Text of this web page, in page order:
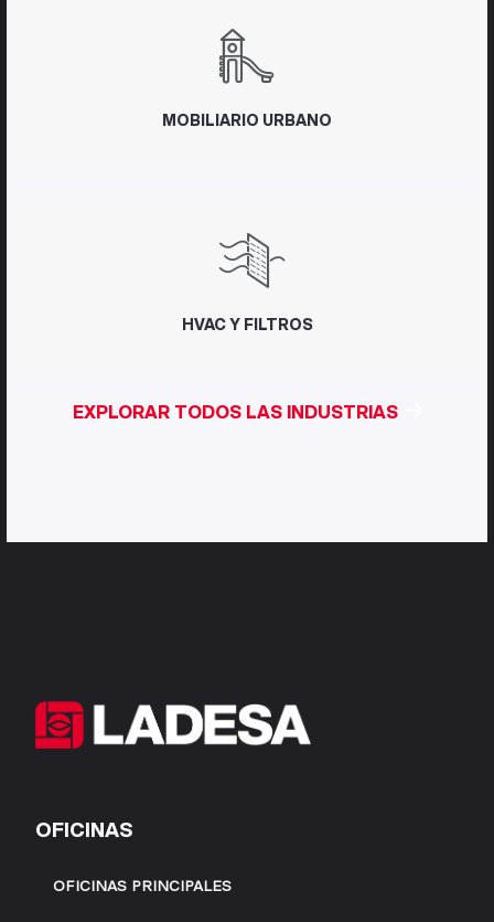
MOBILIARIO URBANO
HVAC Y FILTROS
EXPLORAR TODOS LAS INDUSTRIAS
OFICINAS
OFICINAS PRINCIPALES